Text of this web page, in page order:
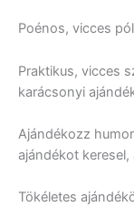
Poénos, vicces
Praktikus, vicces
karácsonyi
Ajándékozz
ajándékot
Tökéletes